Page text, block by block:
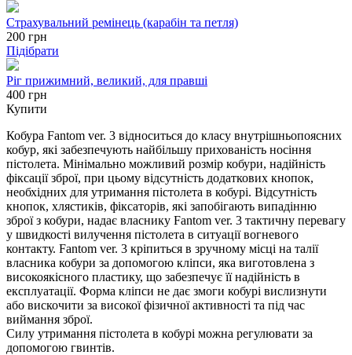
Страхувальний ремінець (карабін та петля)
200 грн
Підібрати
Ріг прижимний, великий, для правші
400 грн
Купити
Кобура Fantom ver. 3 відноситься до класу внутрішньопоясних
кобур, які забезпечують найбільшу прихованість носіння
пістолета. Мінімально можливий розмір кобури, надійність
фіксації зброї, при цьому відсутність додаткових кнопок,
необхідних для утримання пістолета в кобурі. Відсутність
кнопок, хлястиків, фіксаторів, які запобігають випадінню
зброї з кобури, надає власнику Fantom ver. 3 тактичну перевагу
у швидкості вилучення пістолета в ситуації вогневого
контакту. Fantom ver. 3 кріпиться в зручному місці на талії
власника кобури за допомогою кліпси, яка виготовлена з
високоякісного пластику, що забезпечує її надійність в
експлуатації. Форма кліпси не дає змоги кобурі вислизнути
або вискочити за високої фізичної активності та під час
виймання зброї.
Силу утримання пістолета в кобурі можна регулювати за
допомогою гвинтів.